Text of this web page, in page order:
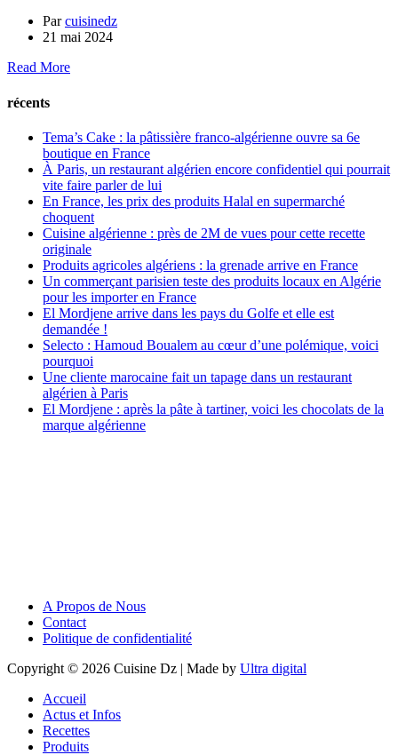
Parcuisinedz
21 mai 2024
Read More
récents
Tema’s Cake : la pâtissière franco-algérienne ouvre sa 6e
boutique en France
À Paris, un restaurant algérien encore confidentiel qui pourrait
vite faire parler de lui
En France, les prix des produits Halal en supermarché
choquent
Cuisine algérienne : près de 2M de vues pour cette recette
originale
Produits agricoles algériens : la grenade arrive en France
Un commerçant parisien teste des produits locaux en Algérie
pour les importer en France
El Mordjene arrive dans les pays du Golfe et elle est
demandée !
Selecto : Hamoud Boualem au cœur d’une polémique, voici
pourquoi
Une cliente marocaine fait un tapage dans un restaurant
algérien à Paris
El Mordjene : après la pâte à tartiner, voici les chocolats de la
marque algérienne
A Propos de Nous
Contact
Politique de confidentialité
Copyright © 2026 Cuisine Dz | Made by Ultra digital
Accueil
Actus et Infos
Recettes
Produits